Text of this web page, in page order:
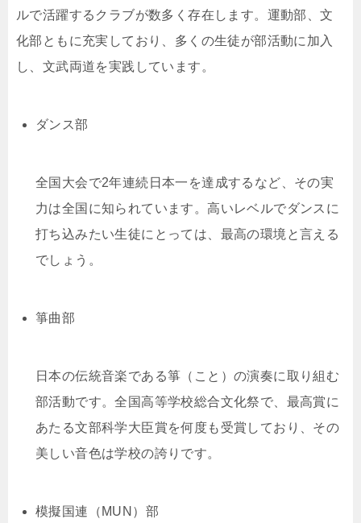
ルで活躍するクラブが数多く存在します。運動部、文
化部ともに充実しており、多くの生徒が部活動に加入
し、文武両道を実践しています。
ダンス部
全国大会で2年連続日本一を達成するなど、その実
力は全国に知られています。高いレベルでダンスに
打ち込みたい生徒にとっては、最高の環境と言える
でしょう。
箏曲部
日本の伝統音楽である箏（こと）の演奏に取り組む
部活動です。全国高等学校総合文化祭で、最高賞に
あたる文部科学大臣賞を何度も受賞しており、その
美しい音色は学校の誇りです。
模擬国連（MUN）部